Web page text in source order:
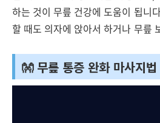
하는 것이 무릎 건강에 도움이 됩니
할 때도 의자에 앉아서 하거나 무릎
👐 무릎 통증 완화 마사지법